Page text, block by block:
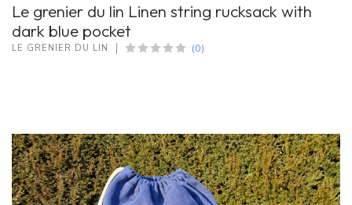
Le grenier du lin Linen string rucksack with
dark blue pocket
LE GRENIER DU LIN (0)